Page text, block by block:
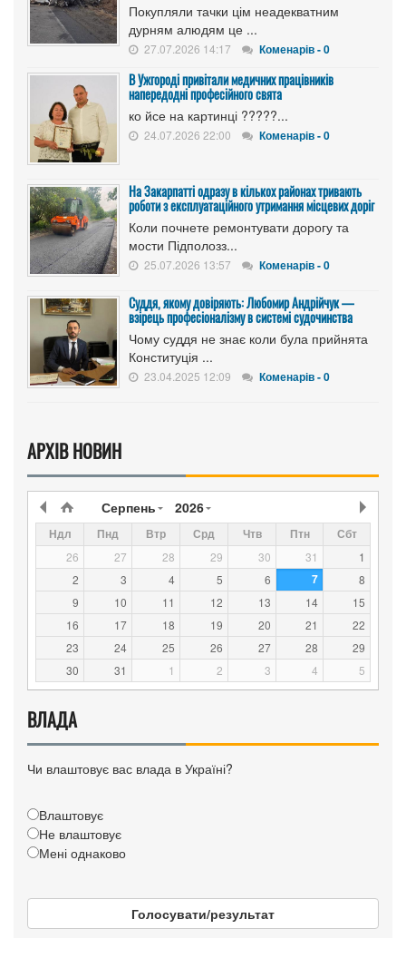
Покупляли тачки цім неадекватним
дурням алюдям це ...
27.07.2026 14:17 Коменарів - 0
В Ужгороді привітали медичних працівників
напередодні професійного свята
ко йсе на картинці ?????...
24.07.2026 22:00 Коменарів - 0
На Закарпатті одразу в кількох районах тривають
роботи з експлуатаційного утримання місцевих доріг
Коли почнете ремонтувати дорогу та
мости Підполозз...
25.07.2026 13:57 Коменарів - 0
Суддя, якому довіряють: Любомир Андрійчук —
взірець професіоналізму в системі судочинства
Чому суддя не знає коли була прийнята
Конституція ...
23.04.2025 12:09 Коменарів - 0
АРХІВ НОВИН
Серпень 2026
Ндл Пнд Втр Срд Чтв Птн Сбт
26 27 28 29 30 31
1
2
3 4 5 6 7
8
9
10 11 12 13 14
15
16
17 18 19 20 21
22
23
24 25 26 27 28
29
30
31 1 2 3 4 5
ВЛАДА
Чи влаштовує вас влада в Україні?
Влаштовує
Не влаштовує
Мені однаково
Голосувати/результат